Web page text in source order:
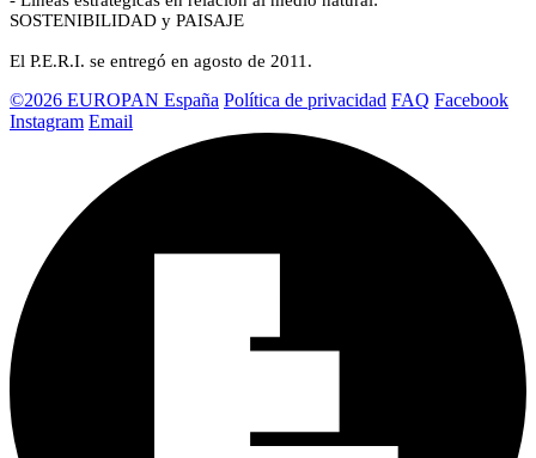
SOSTENIBILIDAD y PAISAJE
El P.E.R.I. se entregó en agosto de 2011.
©2026 EUROPAN España Política de privacidad FAQ Facebook
Instagram Email